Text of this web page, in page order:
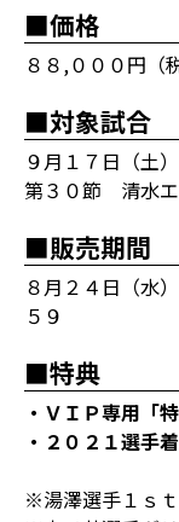
■価格
８８,０００円（
■対象試合
９月１７日（土
第３０節 清水
■販売期間
８月２４日（水
５９
■特典
・ＶＩＰ専用「
・２０２１選手
※湯澤選手１ｓ